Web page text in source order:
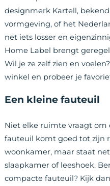
designmerk Kartell,
vormgeving, of het
net iets losser en
Home Label brengt
Wil je ze zelf zien en
winkel en probeer je
Een kleine fauteuil
Niet elke ruimte vraagt om
fauteuil komt goed tot zijn
woonkamer, maar staat
slaapkamer of leeshoek.
compacte fauteuil? Kijk